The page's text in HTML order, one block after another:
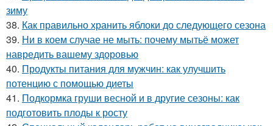
зиму
38. Как правильно хранить яблоки до следующего сезона
39. Ни в коем случае не мыть: почему мытьё может
навредить вашему здоровью
40. Продукты питания для мужчин: как улучшить
потенцию с помощью диеты
41. Подкормка груши весной и в другие сезоны: как
подготовить плоды к росту